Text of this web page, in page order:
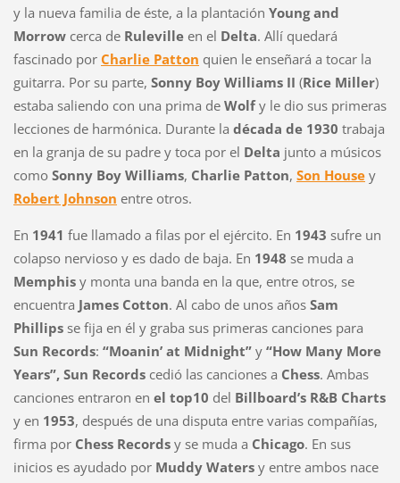
y la nueva familia de éste, a la plantación Young and
Morrowcerca de Rulevilleen el Delta. Allí quedará
fascinado por Charlie Patton quien le enseñará a tocar la
guitarra. Por su parte, Sonny Boy Williams II (Rice Miller)
estaba saliendo con una prima de Wolfy le dio sus primeras
lecciones de harmónica. Durante la década de 1930 trabaja
en la granja de su padre y toca por el Delta junto a músicos
como Sonny Boy Williams, Charlie Patton, Son Housey
Robert Johnson entre otros.
En 1941 fue llamado a filas por el ejército. En 1943 sufre un
colapso nervioso y es dado de baja. En 1948 se muda a
Memphisy monta una banda en la que, entre otros, se
encuentra James Cotton. Al cabo de unos años Sam
Phillipsse fija en él y graba sus primeras canciones para
Sun Records: “Moanin’ at Midnight” y“How Many More
Years”, Sun Recordscedió las canciones a Chess. Ambas
canciones entraron en el top10 del Billboard’s R&B Charts
y en 1953, después de una disputa entre varias compañías,
firma por Chess Recordsy se muda a Chicago. En sus
inicios es ayudado por Muddy Watersy entre ambos nace